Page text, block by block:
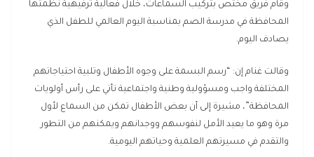
وقام فريق مختص بتركيب السماعات، خلال فعالية ترفيهية نظمتها
المحافظة في مدرسة الصم بمناسبة اليوم العالمي للطفل الذي
يصادف اليوم.
وقالت غنام إن: “رسم البسمة على وجوه الأطفال وتلبية احتياجاتهم
المختلفة واجب ومسؤولية وطنية واجتماعية تأتي على رأس أولويات
المحافظة”، مشيرة إلى أن بعض الأطفال تمكن من السماع لأول
مرة وهو ما يعيد الأمل لنفوسهم ووجدانهم ويمكنهم من التطور
والتقدم في مسيرتهم العلمية وحياتهم اليومية.